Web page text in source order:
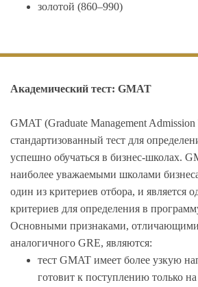
золотой (860–990)
Академический тест: GMAT
GMAT (Graduate Management
стандартизованный тест для
успешно обучаться в бизнес-школах.
наиболее уважаемыми школами
один из критериев отбора, и является
критериев для определения в
Основными признаками, отличающими
аналогичного GRE, являются:
тест GMAT имеет более узкую
готовит к поступлению только